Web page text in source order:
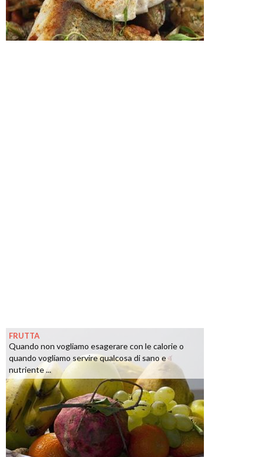
FRUTTA
Quando non vogliamo esagerare con le calorie o
quando vogliamo servire qualcosa di sano e
nutriente ...